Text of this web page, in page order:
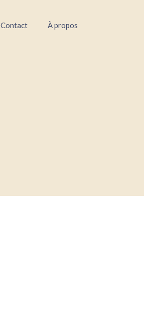
Contact À propos